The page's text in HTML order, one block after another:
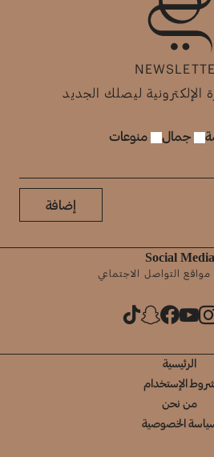
ليصلك الجديد
جمال منوعات
إضافة
Social
التواصل الاجتماعي
الرئيسية
الإستخدام
من نحن
الخصوصية